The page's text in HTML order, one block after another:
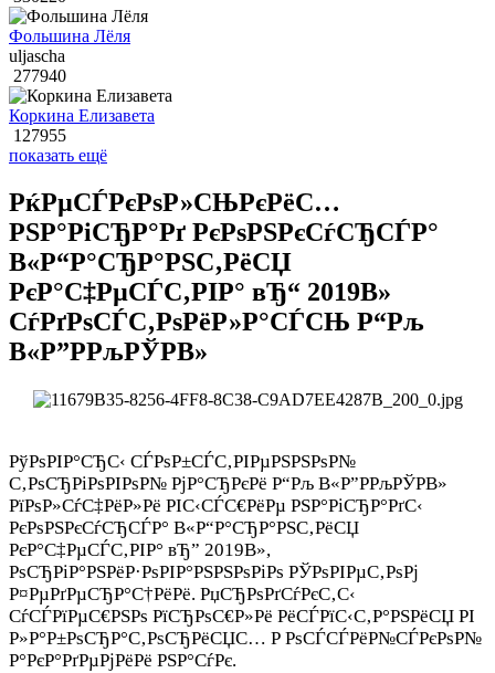
Фольшина Лёля
uljascha
277940
Коркина Елизавета
127955
показать ещё
РќРµСЃРєРѕР»СЊРєРёС…
РЅР°РіСЂР°Рґ РєРѕРЅРєСѓСЂСЃР°
В«Р“Р°СЂР°РЅС‚РёСЏ
РєР°С‡РµСЃС‚РІР° вЂ“ 2019В»
СѓРґРѕСЃС‚РѕРёР»Р°СЃСЊ Р“Рљ
В«Р”РРљРЎРВ»
РўРѕРІР°СЂС‹ СЃРѕР±СЃС‚РІРµРЅРЅРѕР№
С‚РѕСЂРіРѕРІРѕР№ РјР°СЂРєРё Р“Рљ В«Р”РРљРЎРВ»
РїРѕР»СѓС‡РёР»Рё РІС‹СЃС€РёРµ РЅР°РіСЂР°РґС‹
РєРѕРЅРєСѓСЂСЃР° В«Р“Р°СЂР°РЅС‚РёСЏ
РєР°С‡РµСЃС‚РІР° вЂ” 2019В»,
РѕСЂРіР°РЅРёР·РѕРІР°РЅРЅРѕРіРѕ РЎРѕРІРµС‚РѕРј
Р¤РµРґРµСЂР°С†РёРё. РџСЂРѕРґСѓРєС‚С‹
СѓСЃРїРµС€РЅРѕ РїСЂРѕС€Р»Рё РёСЃРїС‹С‚Р°РЅРёСЏ РІ
Р»Р°Р±РѕСЂР°С‚РѕСЂРёСЏС… Р РѕСЃСЃРёР№СЃРєРѕР№
Р°РєР°РґРµРјРёРё РЅР°СѓРє.